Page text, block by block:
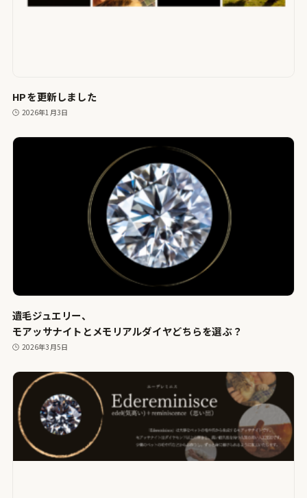
HPを更新しました
2026年1月3日
遺毛ジュエリー、
モアッサナイトとメモリアルダイヤどちらを選ぶ？
2026年3月5日